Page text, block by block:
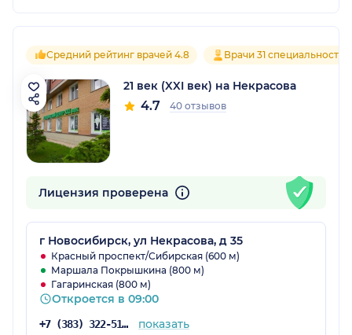
Средний рейтинг врачей 4.8 Врачи 31 специальностей
21 век (XXI век) на Некрасова
4.7 40 отзывов
Лицензия проверена
г Новосибирск, ул Некрасова, д 35
Красный проспект/Сибирская (600 м)
Маршала Покрышкина (800 м)
Гагаринская (800 м)
Откроется в 09:00
+7 (383) 322-51-40 показать